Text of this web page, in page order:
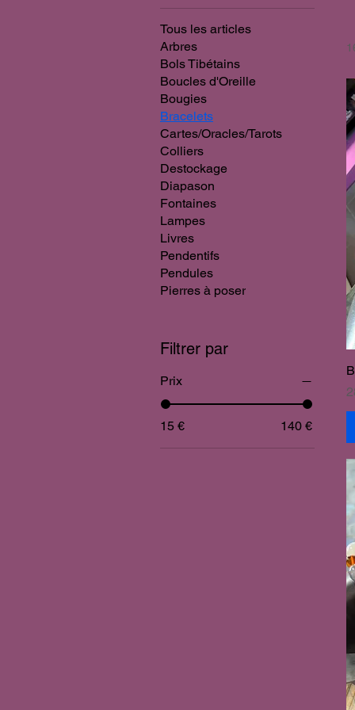
Tous les articles
Arbres
Bols Tibétains
Boucles d'Oreille
Bougies
Bracelets
Cartes/Oracles/Tarots
Colliers
Destockage
Diapason
Fontaines
Lampes
Livres
Pendentifs
Pendules
Pierres à poser
Filtrer par
Prix
15 € 140 €